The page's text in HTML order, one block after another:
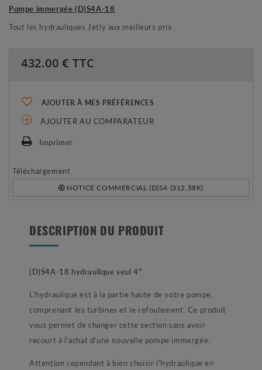
Pompe immergée (D)S4A-18
Tout les hydrauliques Jetly aux meilleurs prix.
432.00 € TTC
AJOUTER À MES PRÉFÉRENCES
AJOUTER AU COMPARATEUR
Imprimer
Téléchargement
NOTICE COMMERCIAL (D)S4 (312.58K)
DESCRIPTION DU PRODUIT
(D)S4A-18 hydraulique seul 4"
L'hydraulique est à la partie haute de votre pompe,
comprenant les turbines et le refoulement. Ce produit
vous permet de changer cette section sans avoir
recourt à l'achat d'une nouvelle pompe immergée.
Attention cependant à bien choisir l'hydraulique en